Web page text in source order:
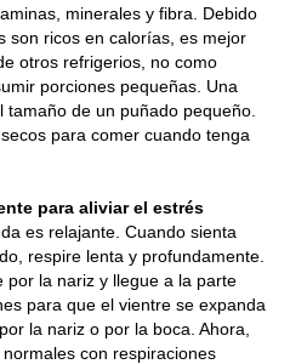
minerales y fibra. Debido
son ricos en calorías, es mejor
otros refrigerios, no como
porciones pequeñas. Una
tamaño de un puñado pequeño.
para comer cuando tenga
para aliviar el estrés
es relajante. Cuando sienta
respire lenta y profundamente.
por la nariz y llegue a la parte
para que el vientre se expanda
la nariz o por la boca. Ahora,
con respiraciones